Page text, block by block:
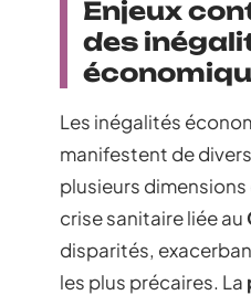
Enjeux
des
Les inégalités
manifestent de
plusieurs dimensions
crise sanitaire liée au
disparités,
les plus précaires. La